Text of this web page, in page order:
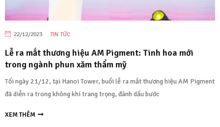
22/12/2023 TIN TỨC
Lễ ra mắt thương hiệu AM Pigment: Tinh hoa mới
trong ngành phun xăm thẩm mỹ
Tối ngày 21/12, tại Hanoi Tower, buổi lễ ra mắt thương hiệu AM Pigment
đã diễn ra trong không khí trang trọng, đánh dấu bước
XEM THÊM